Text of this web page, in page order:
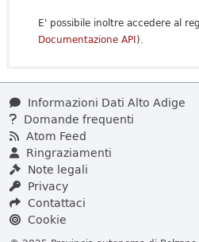
E' possibile inoltre accedere al
Documentazione API).
Informazioni Dati Alto Adige
Domande frequenti
Atom Feed
Ringraziamenti
Note legali
Privacy
Contattaci
Cookie